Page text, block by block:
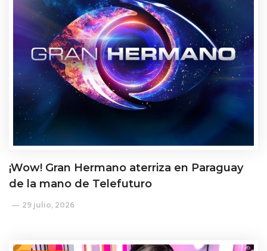
¡Wow! Gran Hermano aterriza en Paraguay
de la mano de Telefuturo
29 julio, 2026